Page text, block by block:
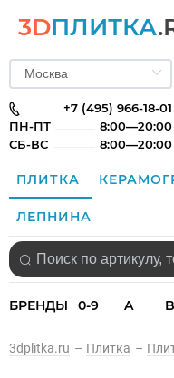
3DПЛИТКА
+7 (495) 966-18-01
ПН-ПТ
8:00—20:00
СБ-ВС
8:00—20:00
ПЛИТКА
ЛЕПНИНА
БРЕНДЫ 0-9 A B
3dplitka.ru – Плитка –